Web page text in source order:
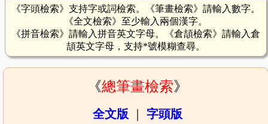
《字頭檢索》支持字或詞檢索。《筆畫檢索》請輸入數字。
《全文檢索》至少輸入兩個漢字。
《拼音檢索》請輸入拼音英文字母。《倉頡檢索》請輸入倉
頡英文字母，支持*號模糊查尋。
《總筆畫檢索》
全文版 字頭版